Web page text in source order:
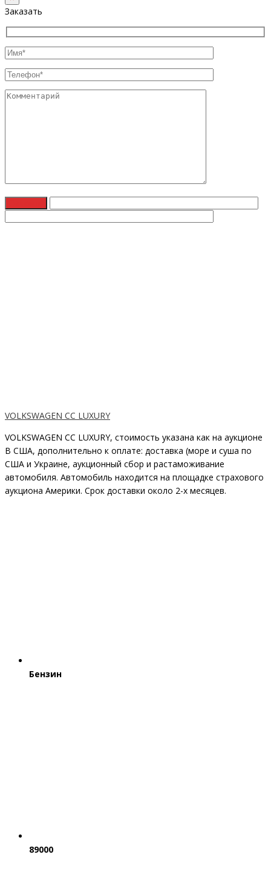
Заказать
VOLKSWAGEN CC LUXURY
VOLKSWAGEN CC LUXURY, стоимость указана как на аукционе
В США, дополнительно к оплате: доставка (море и суша по
США и Украине, аукционный сбор и растаможивание
автомобиля. Автомобиль находится на площадке страхового
аукциона Америки. Срок доставки около 2-x месяцев.
Бензин
89000